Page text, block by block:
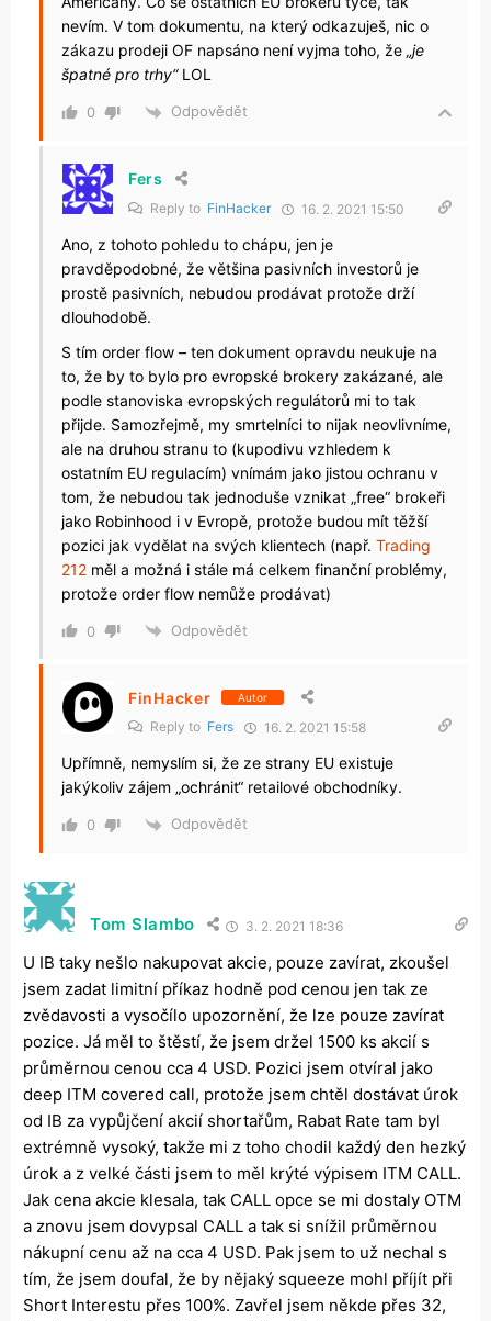
nevím. V tom dokumentu, na který odkazuješ, nic o
zákazu prodeji OF napsáno není vyjma toho, že „je
špatné pro trhy“LOL
0 Odpovědět
Fers
Reply to FinHacker 16. 2. 2021 15:50
Ano, z tohoto pohledu to chápu, jen je
pravděpodobné, že většina pasivních investorů je
prostě pasivních, nebudou prodávat protože drží
dlouhodobě.
S tím order flow – ten dokument opravdu neukuje na
to, že by to bylo pro evropské brokery zakázané, ale
podle stanoviska evropských regulátorů mi to tak
přijde. Samozřejmě, my smrtelníci to nijak neovlivníme,
ale na druhou stranu to (kupodivu vzhledem k
ostatním EU regulacím) vnímám jako jistou ochranu v
tom, že nebudou tak jednoduše vznikat „free“ brokeři
jako Robinhood i v Evropě, protože budou mít těžší
pozici jak vydělat na svých klientech (např. Trading
212 měl a možná i stále má celkem finanční problémy,
protože order flow nemůže prodávat)
0 Odpovědět
FinHacker Autor
Reply to Fers 16. 2. 2021 15:58
Upřímně, nemyslím si, že ze strany EU existuje
jakýkoliv zájem „ochránit“ retailové obchodníky.
0 Odpovědět
Tom Slambo 3. 2. 2021 18:36
U IB taky nešlo nakupovat akcie, pouze zavírat, zkoušel
jsem zadat limitní příkaz hodně pod cenou jen tak ze
zvědavosti a vysočílo upozornění, že lze pouze zavírat
pozice. Já měl to štěstí, že jsem držel 1500 ks akcií s
průměrnou cenou cca 4 USD. Pozici jsem otvíral jako
deep ITM covered call, protože jsem chtěl dostávat úrok
od IB za vypůjčení akcií shortařům, Rabat Rate tam byl
extrémně vysoký, takže mi z toho chodil každý den hezký
úrok a z velké části jsem to měl krýté výpisem ITM CALL.
Jak cena akcie klesala, tak CALL opce se mi dostaly OTM
a znovu jsem dovypsal CALL a tak si snížil průměrnou
nákupní cenu až na cca 4 USD. Pak jsem to už nechal s
tím, že jsem doufal, že by nějaký squeeze mohl příjít při
Short Interestu přes 100%. Zavřel jsem někde přes 32,